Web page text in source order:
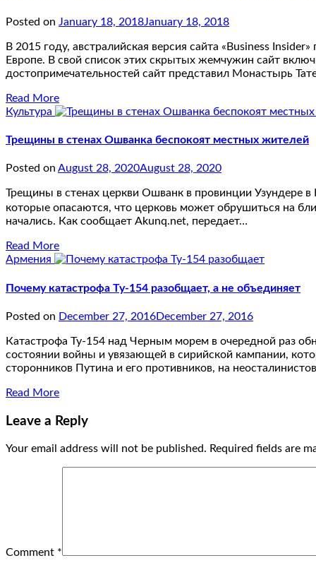
Posted on January 18, 2018January 18, 2018
В 2015 году, австралийская версия сайта «Business
Европе. В свой список этих скрытых жемчужин сайт
достопримечательностей сайт представил Монастырь
Read More
Культура
Трещины в стенах Ошванка беспокоят местных жителей
Posted on August 28, 2020August 28, 2020
Трещины в стенах церкви Ошванк в провинции Узундере
которые опасаются, что церковь может обрушиться на
начались. Как сообщает Akunq.net, передает…
Read More
Армения
Почему катастрофа Ту-154 разобщает, а не объединяет
Posted on December 27, 2016December 27, 2016
Катастрофа Ту-154 над Черным морем в очередной раз
состоянии войны и увязающей в сирийской кампании,
сторонников Путина и его противников, на
Read More
Leave a Reply
Your email address will not be published. Required fields are
Comment *